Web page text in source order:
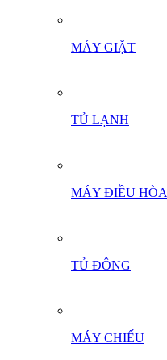
MÁY GIẶT
TỦ LẠNH
MÁY ĐIỀU HÒA
TỦ ĐÔNG
MÁY CHIẾU